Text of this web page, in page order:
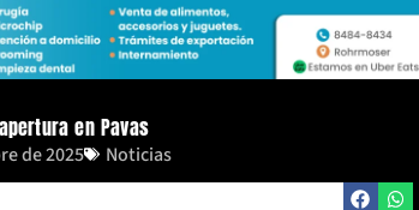
en Pavas
de 2025 Noticias